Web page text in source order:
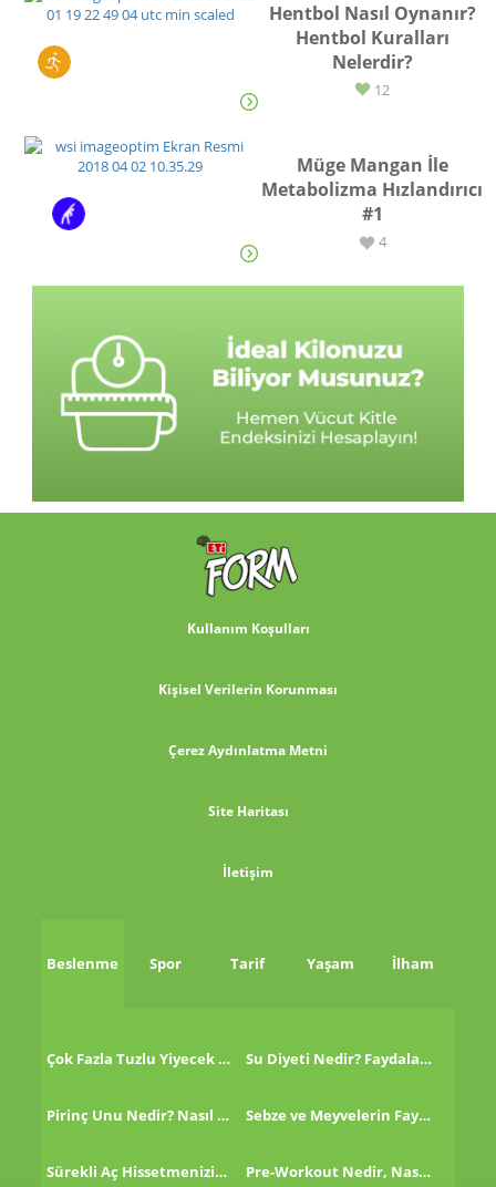
Hentbol Nasıl Oynanır?
Hentbol Kuralları
Nelerdir?
12
Müge Mangan İle
Metabolizma Hızlandırıcı
#1
4
Kullanım Koşulları
Kişisel Verilerin Korunması
Çerez Aydınlatma Metni
Site Haritası
İletişim
Beslenme Spor Tarif Yaşam İlham
Çok Fazla Tuzlu Yiyecek Tükettikten Sonra Ne Yapmalı? Su Diyeti Nedir? Faydaları Nelerdir?
Pirinç Unu Nedir? Nasıl Tüketilir? Sebze ve Meyvelerin Faydaları!
Sürekli Aç Hissetmenizin 8 Nedeni! Pre-Workout Nedir, Nasıl Kullanılır?